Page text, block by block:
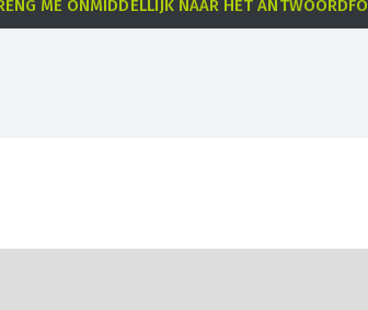
ME ONMIDDELLIJK NAAR HET